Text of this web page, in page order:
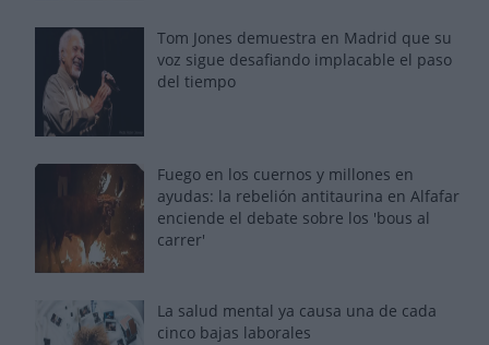
Tom Jones demuestra en Madrid que su
voz sigue desafiando implacable el paso
del tiempo
Fuego en los cuernos y millones en
ayudas: la rebelión antitaurina en Alfafar
enciende el debate sobre los 'bous al
carrer'
La salud mental ya causa una de cada
cinco bajas laborales